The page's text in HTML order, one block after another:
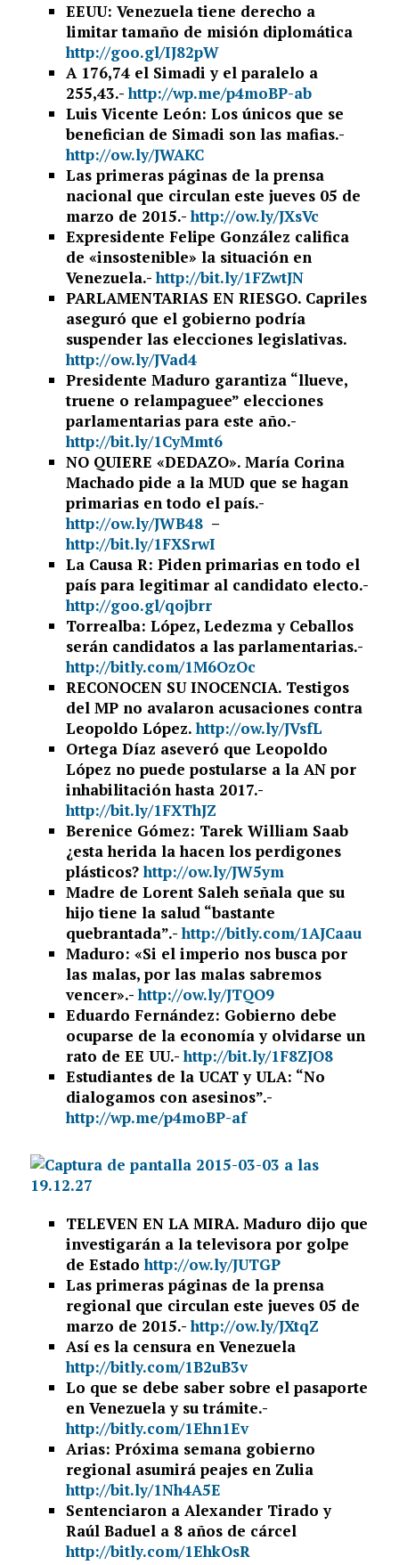
EEUU: Venezuela tiene derecho a
limitar tamaño de misión diplomática
http://goo.gl/IJ82pW
A 176,74 el Simadi y el paralelo a
255,43.-http://wp.me/p4moBP-ab
Luis Vicente León: Los únicos que se
benefician de Simadi son las mafias.-
http://ow.ly/JWAKC
Las primeras páginas de la prensa
nacional que circulan este jueves 05 de
marzo de 2015.-http://ow.ly/JXsVc
Expresidente Felipe González califica
de «insostenible» la situación en
Venezuela.-http://bit.ly/1FZwtJN
PARLAMENTARIAS EN RIESGO. Capriles
aseguró que el gobierno podría
suspender las elecciones legislativas.
http://ow.ly/JVad4
Presidente Maduro garantiza “llueve,
truene o relampaguee” elecciones
parlamentarias para este año.-
http://bit.ly/1CyMmt6
NO QUIERE «DEDAZO». María Corina
Machado pide a la MUD que se hagan
primarias en todo el país.-
http://ow.ly/JWB48 –
http://bit.ly/1FXSrwI
La Causa R: Piden primarias en todo el
país para legitimar al candidato electo.-
http://goo.gl/qojbrr
Torrealba: López, Ledezma y Ceballos
serán candidatos a las parlamentarias.-
http://bitly.com/1M6OzOc
RECONOCEN SU INOCENCIA. Testigos
del MP no avalaron acusaciones contra
Leopoldo López.http://ow.ly/JVsfL
Ortega Díaz aseveró que Leopoldo
López no puede postularse a la AN por
inhabilitación hasta 2017.-
http://bit.ly/1FXThJZ
Berenice Gómez: Tarek William Saab
¿esta herida la hacen los perdigones
plásticos?http://ow.ly/JW5ym
Madre de Lorent Saleh señala que su
hijo tiene la salud “bastante
quebrantada”.-http://bitly.com/1AJCaau
Maduro: «Si el imperio nos busca por
las malas, por las malas sabremos
vencer».-http://ow.ly/JTQO9
Eduardo Fernández: Gobierno debe
ocuparse de la economía y olvidarse un
rato de EE UU.-http://bit.ly/1F8ZJO8
Estudiantes de la UCAT y ULA: “No
dialogamos con asesinos”.-
http://wp.me/p4moBP-af
TELEVEN EN LA MIRA. Maduro dijo que
investigarán a la televisora por golpe
de Estadohttp://ow.ly/JUTGP
Las primeras páginas de la prensa
regional que circulan este jueves 05 de
marzo de 2015.-http://ow.ly/JXtqZ
Así es la censura en Venezuela
http://bitly.com/1B2uB3v
Lo que se debe saber sobre el pasaporte
en Venezuela y su trámite.-
http://bitly.com/1Ehn1Ev
Arias: Próxima semana gobierno
regional asumirá peajes en Zulia
http://bit.ly/1Nh4A5E
Sentenciaron a Alexander Tirado y
Raúl Baduel a 8 años de cárcel
http://bitly.com/1EhkOsR